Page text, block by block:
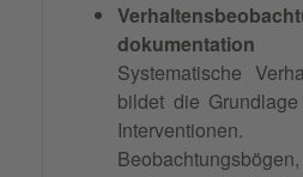
dokumentation
Systematische
bildet die